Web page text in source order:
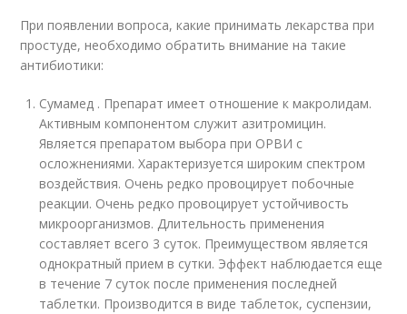
При появлении вопроса, какие принимать лекарства при
простуде, необходимо обратить внимание на такие
антибиотики:
Сумамед . Препарат имеет отношение к макролидам.
Активным компонентом служит азитромицин.
Является препаратом выбора при ОРВИ с
осложнениями. Характеризуется широким спектром
воздействия. Очень редко провоцирует побочные
реакции. Очень редко провоцирует устойчивость
микроорганизмов. Длительность применения
составляет всего 3 суток. Преимуществом является
однократный прием в сутки. Эффект наблюдается еще
в течение 7 суток после применения последней
таблетки. Производится в виде таблеток, суспензии,